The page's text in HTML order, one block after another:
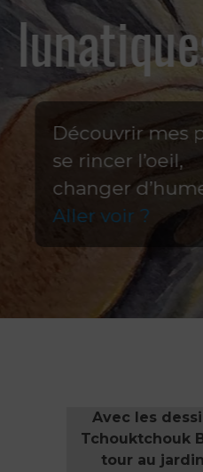
Découvrir mes
se rincer l’oeil,
changer
Aller voir ?
Avec les
Tchouktchouk
tour au